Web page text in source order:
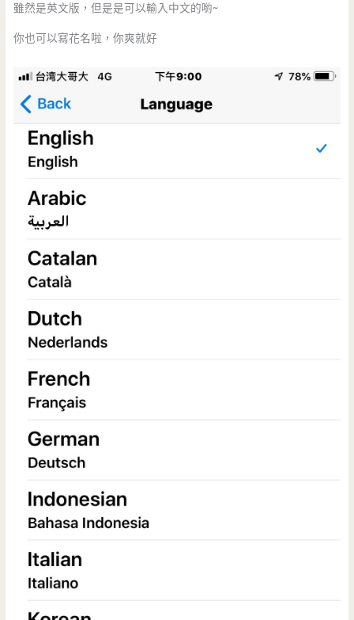
雖然是英文版，但是是可以輸入中文的喲~
你也可以寫花名啦，你爽就好